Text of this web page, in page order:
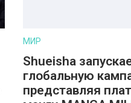
МИР
Shueisha
глобальную
представляя